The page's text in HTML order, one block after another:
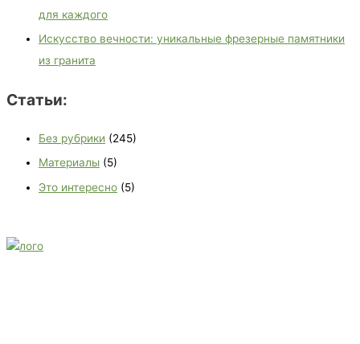
для каждого
Искусство вечности: уникальные фрезерные памятники
из гранита
Статьи:
Без рубрики (245)
Материалы (5)
Это интересно (5)